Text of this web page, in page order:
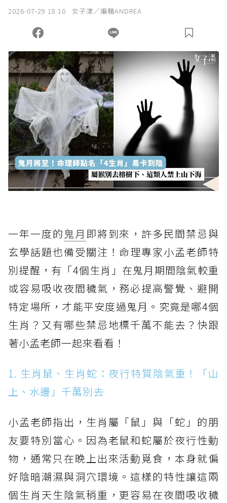
您當前剩餘 U 利點數：0點；前往 購買點數
2026-07-29 18:10 女子漾／編輯ANDREA
一年一度的鬼月 即將到來，許多民間禁忌與
玄學話題也備受關注！命理專家小孟老師特
別提醒，有「4個生肖」在鬼月期間陰氣較重
或容易吸收夜間穢氣，務必提高警覺、避開
特定場所，才能平安度過鬼月。究竟是哪4個
生肖？又有哪些禁忌地標千萬不能去？快跟
著小孟老師一起來看看！
1. 生肖鼠、生肖蛇：夜行特質陰氣重！「山
上、水邊」千萬別去
小孟老師指出，生肖屬「鼠」與「蛇」的朋
友要特別當心。因為老鼠和蛇屬於夜行性動
物，通常只在晚上出來活動覓食，本身就偏
好陰暗潮濕與洞穴環境。這樣的特性讓這兩
個生肖天生陰氣稍重，更容易在夜間吸收穢